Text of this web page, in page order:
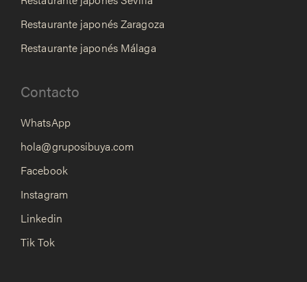
Restaurante japonés Zaragoza
Restaurante japonés Málaga
Contacto
WhatsApp
hola@gruposibuya.com
Facebook
Instagram
Linkedin
Tik Tok